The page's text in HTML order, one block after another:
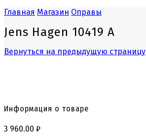
Главная Магазин Оправы
Jens Hagen 10419 A
Вернуться на предыдущую страницу
Информация о товаре
3 960.00 ₽